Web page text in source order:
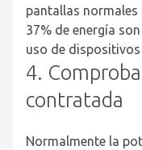
pantallas normales
37% de energía
uso de
4.
contratada
Normalmente la